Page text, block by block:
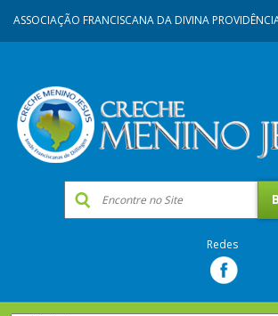
ASSOCIAÇÃO FRANCISCANA DA DIVINA
Redes